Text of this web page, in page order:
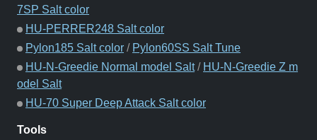
7SP Salt color
HU-PERRER248 Salt color
Pylon185 Salt color / Pylon60SS Salt Tune
HU-N-Greedie Normal model Salt/ HU-N-Greedie Z m
odel Salt
HU-70 Super Deep Attack Salt color
Tools